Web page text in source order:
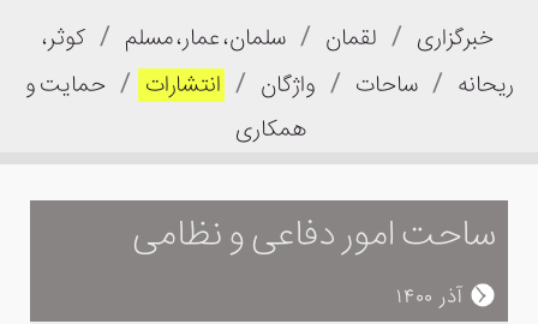
خبرگزاری / لقمان / سلمان، عمار، مسلم / کوثر،
ریحانه / ساحات / واژگان / انتشارات / حمایت و
همکاری
ساحت امور دفاعی و نظامی
آذر ۱۴۰۰